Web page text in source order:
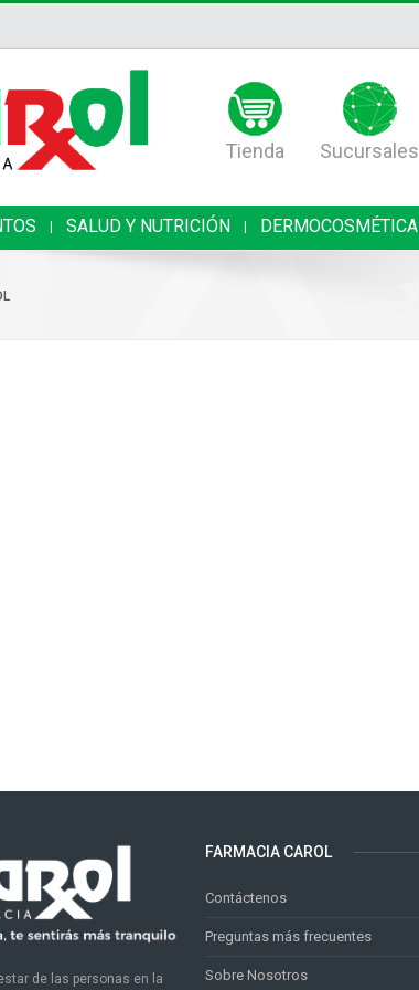
Tienda Sucursales
SALUD Y NUTRICIÓN DERMOCOSMÉTICA
de las personas en la
FARMACIA CAROL
Contáctenos
Preguntas más frecuentes
Sobre Nosotros